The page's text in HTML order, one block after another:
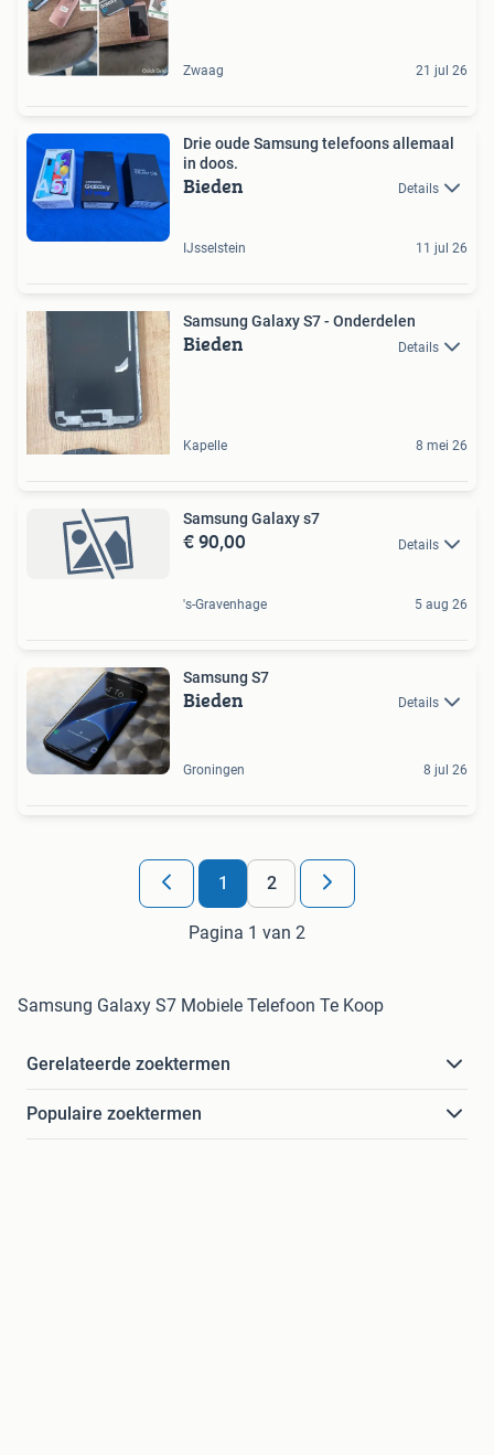
Zwaag 21 jul 26
Drie oude Samsung telefoons allemaal
in doos.
Bieden Details
IJsselstein 11 jul 26
Samsung Galaxy S7 - Onderdelen
Bieden Details
Kapelle 8 mei 26
Samsung Galaxy s7
€ 90,00 Details
's-Gravenhage 5 aug 26
Samsung S7
Bieden Details
Groningen 8 jul 26
1 2
Pagina 1 van 2
Samsung Galaxy S7 Mobiele Telefoon Te Koop
Gerelateerde zoektermen
Populaire zoektermen